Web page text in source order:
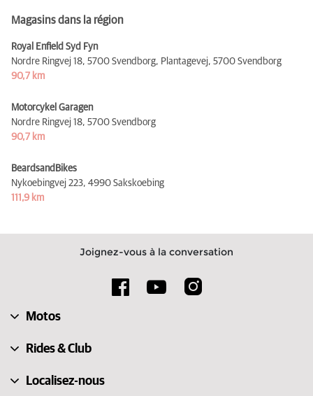
Magasins dans la région
Royal Enfield Syd Fyn
Nordre Ringvej 18, 5700 Svendborg, Plantagevej, 5700 Svendborg
90,7 km
Motorcykel Garagen
Nordre Ringvej 18, 5700 Svendborg
90,7 km
BeardsandBikes
Nykoebingvej 223, 4990 Sakskoebing
111,9 km
Joignez-vous à la conversation
Motos
Rides & Club
Localisez-nous